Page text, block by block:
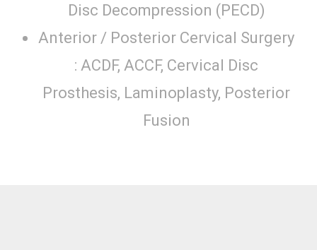
Disc Decompression (PECD)
Anterior / Posterior Cervical Surgery
: ACDF, ACCF, Cervical Disc
Prosthesis, Laminoplasty, Posterior
Fusion